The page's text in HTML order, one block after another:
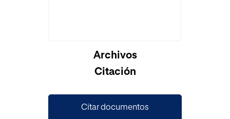
Archivos
Citación
Citar documentos